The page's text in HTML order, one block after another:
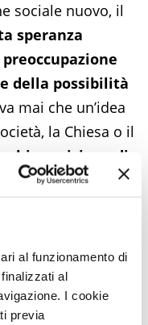
al funzionamento di
al
I cookie
previa
sociale nuovo, il
speranza
della possibilità
mai che un’idea
la Chiesa o il
chiara visione di
prese ad una ad
Osservarlo era un
Gesù vede che il
malato,
«Il Sabato è